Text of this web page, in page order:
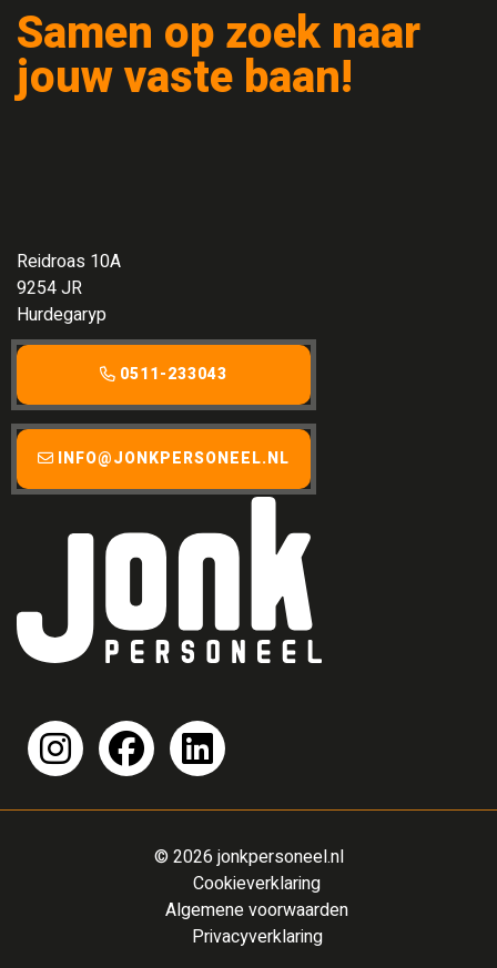
Samen op zoek naar
jouw vaste baan!
Reidroas 10A
9254 JR
Hurdegaryp
0511-233043
INFO@JONKPERSONEEL.NL
© 2026 jonkpersoneel.nl
Cookieverklaring
Algemene voorwaarden
Privacyverklaring